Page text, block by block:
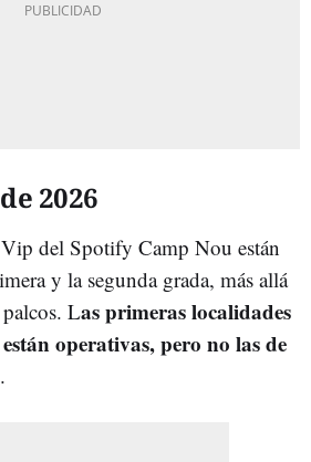
2026
del Spotify Camp Nou están
y la segunda grada, más allá
Las primeras localidades
operativas, pero no las de
.